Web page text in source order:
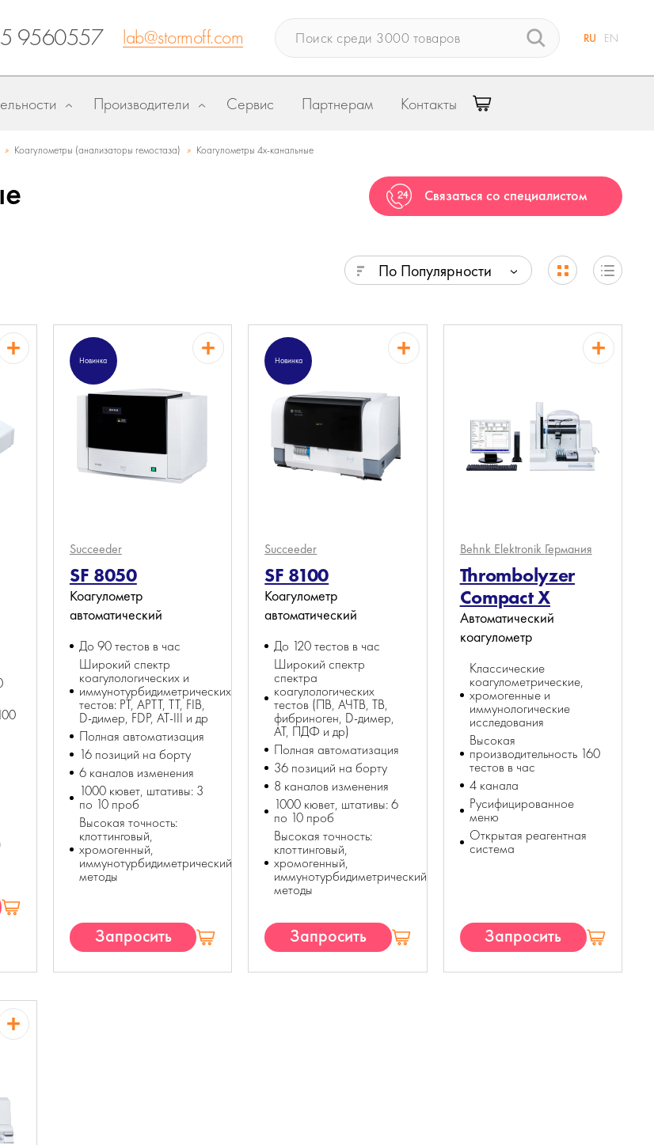
9560557 lab@stormoff.com RU EN
Производители Сервис Партнерам Контакты
» Коагулометры (анализаторы гемостаза) » Коагулометры 4х-канальные
Связаться со специалистом
По Популярности
Новинка
Succeeder
SF 8050
Коагулометр
автоматический
До 90 тестов в час
Широкий спектр
коагулологических и
иммунотурбидиметрических
тестов: PT, APTT, TT, FIB,
D-димер, FDP, AT-III и др
Полная автоматизация
16 позиций на борту
6 каналов изменения
1000 кювет, штативы: 3
по 10 проб
Высокая точность:
клоттинговый,
хромогенный,
иммунотурбидиметрический
методы
Запросить
Новинка
Succeeder
SF 8100
Коагулометр
автоматический
До 120 тестов в час
Широкий спектр
спектра
коагулологических
тестов (ПВ, АЧТВ, ТВ,
фибриноген, D-димер,
АТ, ПДФ и др)
Полная автоматизация
36 позиций на борту
8 каналов изменения
1000 кювет, штативы: 6
по 10 проб
Высокая точность:
клоттинговый,
хромогенный,
иммунотурбидиметрический
методы
Запросить
Behnk Elektronik Германия
Thrombolyzer
Compact X
Автоматический
коагулометр
Классические
коагулометрические,
хромогенные и
иммунологические
исследования
Высокая
производительность 160
тестов в час
4 канала
Русифицированное
меню
Открытая реагентная
система
Запросить